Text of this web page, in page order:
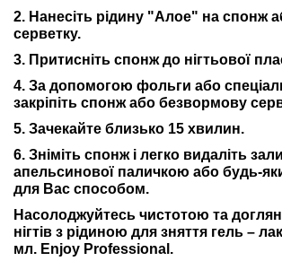
2. Нанесіть рідину "Алое" на спонж
серветку.
3. Притисніть спонж до нігтьової
4. За допомогою фольги або
закріпіть спонж або безвормову
5. Зачекайте близько 15 хвилин.
6. Зніміть спонж і легко видаліть
апельсинової паличкою або будь-
для Вас способом.
Насолоджуйтесь чистотою та
нігтів з рідиною для зняття гель –
мл. Enjoy Professional.